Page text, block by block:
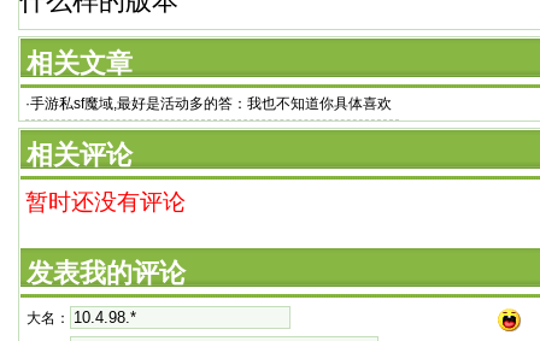
相关文章
·手游私sf魔域,最好是活动多的答：我也不知道你具体喜欢
什么样的版本
相关评论
暂时还没有评论
发表我的评论
大名：